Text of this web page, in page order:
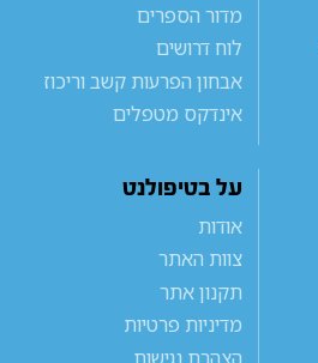
מדור הספרים
לוח דרושים
אבחון הפרעות קשב וריכוז
אינדקס מטפלים
על בטיפולנט
אודות
צוות האתר
תקנון אתר
מדיניות פרטיות